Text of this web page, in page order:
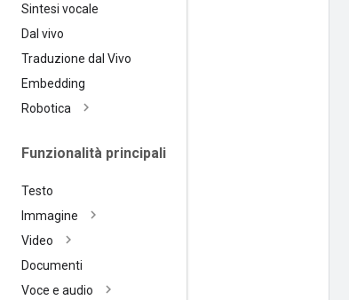
Sintesi vocale
Dal vivo
Traduzione dal Vivo
Embedding
Robotica
Funzionalità principali
Testo
Immagine
Video
Documenti
Voce e audio